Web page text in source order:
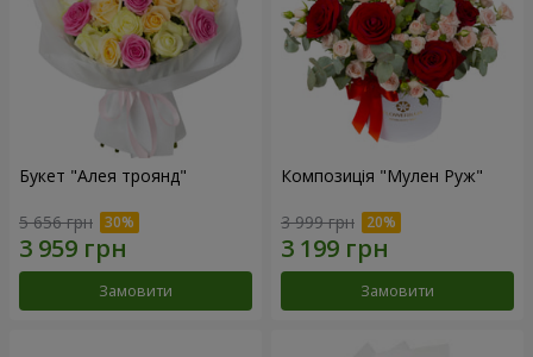
Букет "Алея троянд"
5 656 грн
Замовити
Композиція "Мулен Руж"
3 999 грн
Замовити